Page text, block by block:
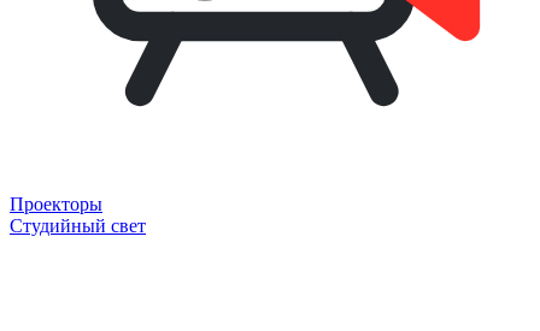
Проекторы
Студийный свет